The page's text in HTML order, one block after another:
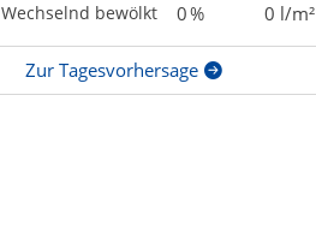
Wechselnd bewölkt
0 % 0 l/m²
Zur Tagesvorhersage